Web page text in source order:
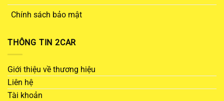
Chính sách bảo mật
THÔNG TIN 2CAR
Giới thiệu về thương hiệu
Liên hệ
Tài khoản